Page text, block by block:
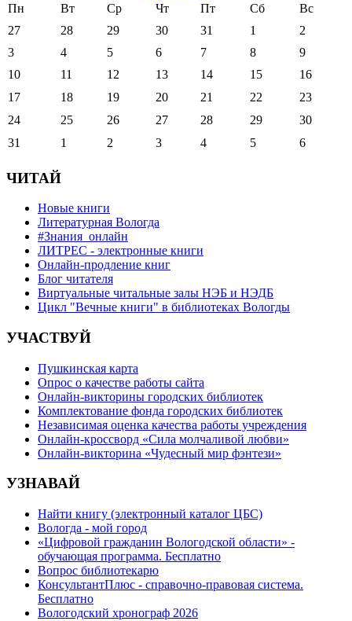
Пн
Вт Ср Чт Пт Сб
Вс
27
28 29 30 31 1
2
3
4 5 6 7 8
9
10
11 12 13 14 15
16
17
18 19 20 21 22
23
24
25 26 27 28 29
30
31
1 2 3 4 5 6
ЧИТАЙ
Новые книги
Литературная Вологда
#Знания_онлайн
ЛИТРЕС - электронные книги
Онлайн-продление книг
Блог читателя
Виртуальные читальные залы НЭБ и НЭДБ
Цикл "Вечные книги" в библиотеках Вологды
УЧАСТВУЙ
Пушкинская карта
Опрос о качестве работы сайта
Онлайн-викторины городских библиотек
Комплектование фонда городских библиотек
Независимая оценка качества работы учреждения
Онлайн-кроссворд «Сила молчаливой любви»
Онлайн-викторина «Чудесный мир фэнтези»
УЗНАВАЙ
Найти книгу (электронный каталог ЦБС)
Вологда - мой город
«Цифровой гражданин Вологодской области» -
обучающая программа. Бесплатно
Вопрос библиотекарю
КонсультантПлюс - справочно-правовая система.
Бесплатно
Вологодский хронограф 2026